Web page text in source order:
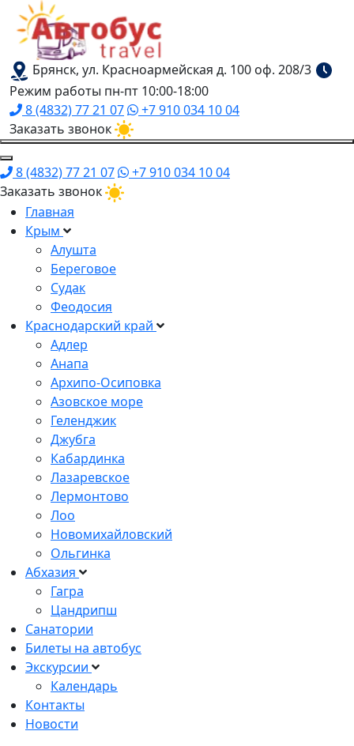
Брянск, ул. Красноармейская д. 100 оф. 208/3
Режим работы пн-пт 10:00-18:00
8 (4832) 77 21 07
+7 910 034 10 04
Заказать звонок
8 (4832) 77 21 07
+7 910 034 10 04
Заказать звонок
Главная
Крым
Алушта
Береговое
Судак
Феодосия
Краснодарский край
Адлер
Анапа
Архипо-Осиповка
Азовское море
Геленджик
Джубга
Кабардинка
Лазаревское
Лермонтово
Лоо
Новомихайловский
Ольгинка
Абхазия
Гагра
Цандрипш
Санатории
Билеты на автобус
Экскурсии
Календарь
Контакты
Новости